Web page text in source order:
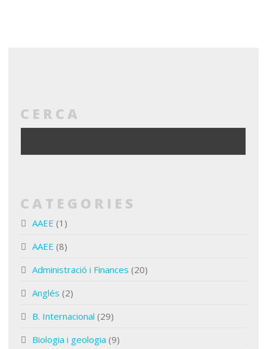
CERCA
CATEGORIES
AAEE (1)
AAEE (8)
Administració i Finances (20)
Anglés (2)
B. Internacional (29)
Biologia i geologia (9)